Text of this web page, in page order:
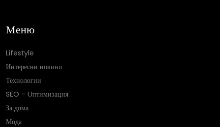
Меню
Lifestyle
Интересни новини
Технологии
SEO – Оптимизация
За дома
Мода